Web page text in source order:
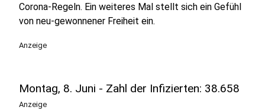
Corona-Regeln. Ein weiteres Mal stellt sich ein Gefühl
von neu-gewonnener Freiheit ein.
Anzeige
Montag, 8. Juni - Zahl der Infizierten: 38.658
Anzeige